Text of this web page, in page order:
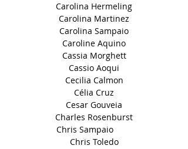
Carolina Hermeling
Carolina Martinez
Carolina Sampaio
Caroline Aquino
Cassia Morghett
Cassio Aoqui
Cecilia Calmon
Célia Cruz
Cesar Gouveia
Charles Rosenburst
Chris Sampaio
Chris Toledo